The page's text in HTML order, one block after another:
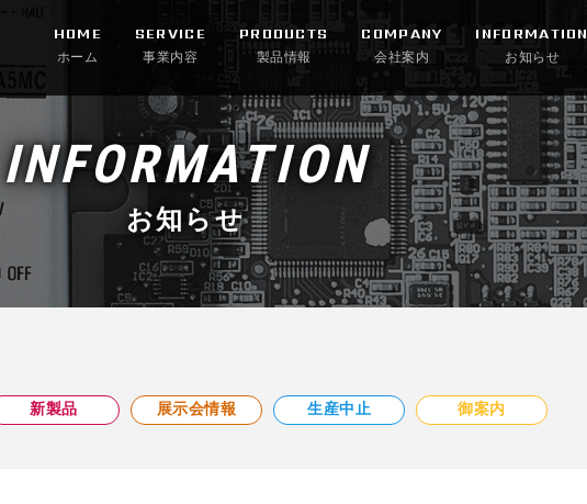
HOME
ホーム
SERVICE
事業内容
PRODUCTS
製品情報
COMPANY
会社案内
INFORMATION
お知らせ
INFORMATION
お知らせ
新製品 展示会情報 生産中止 御案内